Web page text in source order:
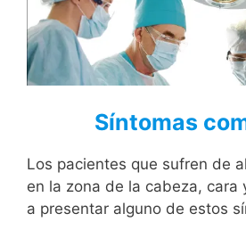
Síntomas
Los pacientes que sufren de
en la zona de la cabeza, cara
a presentar alguno de estos